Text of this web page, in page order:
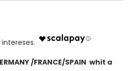
/FRANCE/SPAIN whit a